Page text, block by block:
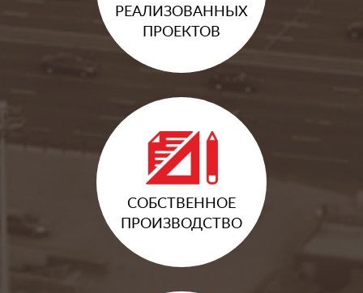
РЕАЛИЗОВАННЫХ
ПРОЕКТОВ
СОБСТВЕННОЕ
ПРОИЗВОДСТВО